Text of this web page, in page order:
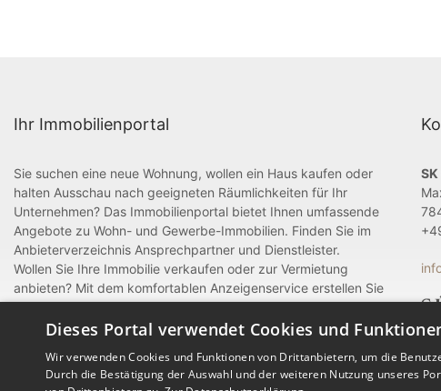
Ihr Immobilienportal
Sie suchen eine neue Wohnung, wollen ein Haus kaufen oder
halten Ausschau nach geeigneten Räumlichkeiten für Ihr
Unternehmen? Das Immobilienportal bietet Ihnen umfassende
Angebote zu Wohn- und Gewerbe-Immobilien. Finden Sie im
Anbieterverzeichnis Ansprechpartner und Dienstleister.
Wollen Sie Ihre Immobilie verkaufen oder zur Vermietung
anbieten? Mit dem komfortablen Anzeigenservice erstellen Sie
im Handumdrehen attraktive, aussagekräftige Anzeigen. Als
gewerblicher Anbieter oder Dienstleister rund um Bau und
Anbieterverzeichnis präsentieren.
SK
Dieses Portal verwendet Cookies und
Wir verwenden Cookies und Funktionen von Drittanbietern, um die
Durch die Bestätigung der Auswahl und der weiteren Nutzung unseres